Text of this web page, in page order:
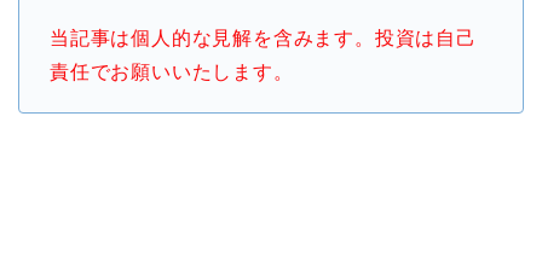
当記事は個人的な見解を含みます。投資は自己
責任でお願いいたします。